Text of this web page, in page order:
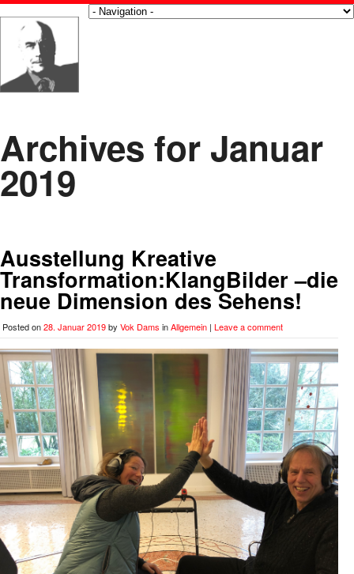
Archives for Januar
2019
Ausstellung Kreative
Transformation:KlangBilder –die
neue Dimension des Sehens!
Posted on28. Januar 2019by Vok Dams inAllgemein | Leave a comment